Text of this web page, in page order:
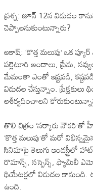
ప్రశ్న: జూన్ 12న విడుదల
చెప్పాలనుకుంటున్నారు?
ఆకాష్: ‘కొత్త మలుపు’ ఒక
పల్లెటూరి అందాలు, ప్రేమ,
మేమంతా ఎంతో ఇష్టపడి,
విడుదల చేస్తున్నాం.
ఆశీర్వదించాలని
తొలి చిత్రం ‘సర్కారు
‘కొత్త మలుపు’తో మరో
సినిమాపై తెలుగు ఇండ‌స్ట్రీలో
రొమాన్స్, సస్పెన్స్, ఫ్యామిలీ
థియేటర్లలో విడుదల కానుంది.
ఉంది.